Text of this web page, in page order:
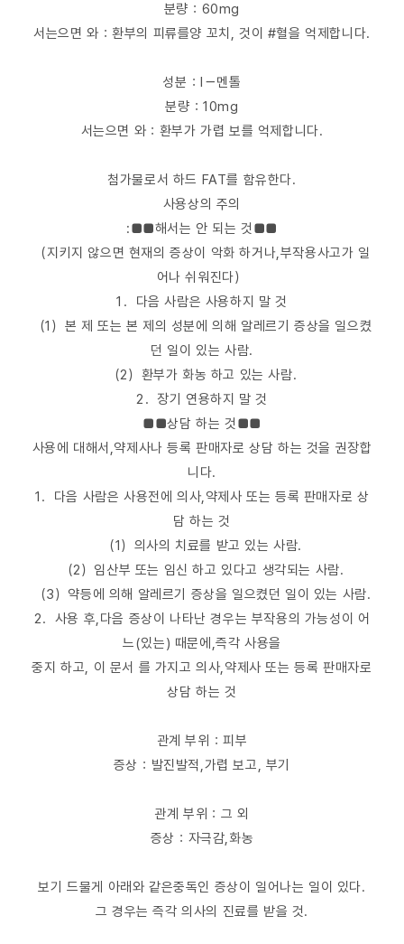
분량：60mg
서는으면 와：환부의 피류를양 꼬치, 것이 #혈을 억제합니다.
성분：l－멘톨
분량：10mg
서는으면 와：환부가 가렵 보를 억제합니다.
첨가물로서 하드 FAT를 함유한다.
사용상의 주의
:■■해서는 안 되는 것■■
（지키지 않으면 현재의 증상이 악화 하거나,부작용사고가 일
어나 쉬워진다）
1．다음 사람은 사용하지 말 것
（1）본 제 또는 본 제의 성분에 의해 알레르기 증상을 일으켰
던 일이 있는 사람.
（2）환부가 화농 하고 있는 사람.
2．장기 연용하지 말 것
■■상담 하는 것■■
사용에 대해서,약제사나 등록 판매자로 상담 하는 것을 권장합
니다.
1．다음 사람은 사용전에 의사,약제사 또는 등록 판매자로 상
담 하는 것
（1）의사의 치료를 받고 있는 사람.
（2）임산부 또는 임신 하고 있다고 생각되는 사람.
（3）약등에 의해 알레르기 증상을 일으켰던 일이 있는 사람.
2．사용 후,다음 증상이 나타난 경우는 부작용의 가능성이 어
느(있는) 때문에,즉각 사용을
중지 하고, 이 문서 를 가지고 의사,약제사 또는 등록 판매자로
상담 하는 것
관계 부위：피부
증상：발진발적,가렵 보고, 부기
관계 부위：그 외
증상：자극감,화농
보기 드물게 아래와 같은중독인 증상이 일어나는 일이 있다.
그 경우는 즉각 의사의 진료를 받을 것.